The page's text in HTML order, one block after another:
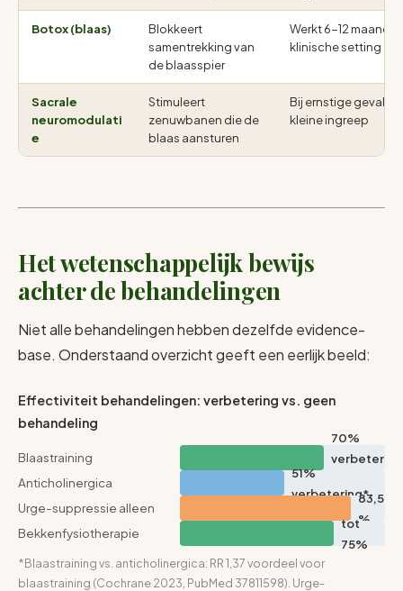
Botox (blaas)
Blokkeert
samentrekking van
de blaasspier
Werkt 6-12
klinische setting
Sacrale
neuromodulati
e
Stimuleert
zenuwbanen die de
blaas aansturen
Bij ernstige
kleine ingreep
Het wetenschappelijk bewijs
achter de behandelingen
Niet alle behandelingen hebben dezelfde evidence-
base. Onderstaand overzicht geeft een eerlijk beeld:
Effectiviteit behandelingen: verbetering vs. geen
behandeling
Blaastraining
70%
verbeter
Anticholinergica
51%
verbetering*
Urge-suppressie alleen
83,5
%
Bekkenfysiotherapie
tot
75%
*Blaastraining vs. anticholinergica: RR 1,37 voordeel voor
blaastraining (Cochrane 2023, PubMed 37811598). Urge-